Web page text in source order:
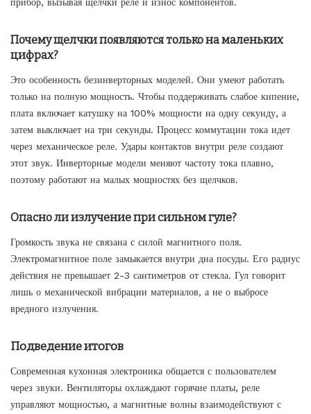
Почему щелчки появляются только на маленьких
цифрах?
Это особенность безинверторных моделей. Они умеют работать
только на полную мощность. Чтобы поддерживать слабое кипение,
плата включает катушку на 100% мощности на одну секунду, а
затем выключает на три секунды. Процесс коммутации тока идет
через механическое реле. Удары контактов внутри реле создают
этот звук. Инверторные модели меняют частоту тока плавно,
поэтому работают на малых мощностях без щелчков.
Опасно ли излучение при сильном гуле?
Громкость звука не связана с силой магнитного поля.
Электромагнитное поле замыкается внутри дна посуды. Его радиус
действия не превышает 2-3 сантиметров от стекла. Гул говорит
лишь о механической вибрации материалов, а не о выбросе
вредного излучения.
Подведение итогов
Современная кухонная электроника общается с пользователем
через звуки. Вентиляторы охлаждают горячие платы, реле
управляют мощностью, а магнитные волны взаимодействуют с